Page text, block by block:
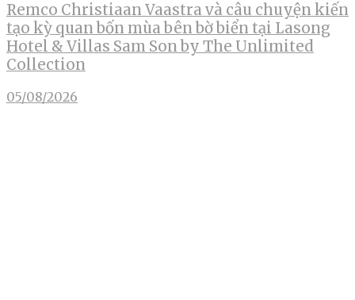
Remco Christiaan Vaastra và câu chuyện kiến
tạo kỳ quan bốn mùa bên bờ biển tại Lasong
Hotel & Villas Sam Son by The Unlimited
Collection
05/08/2026